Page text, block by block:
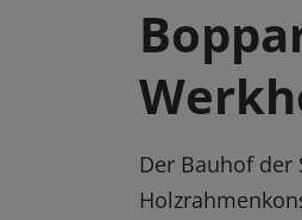
Der Bauhof der